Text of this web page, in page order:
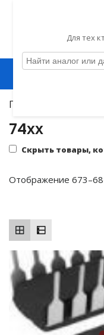
Перейти
содержимому
Для тех
Главная
74хх
Скрыть товары,
Отображение